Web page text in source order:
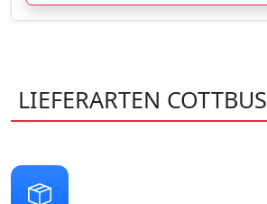
LIEFERARTEN COTTBUS